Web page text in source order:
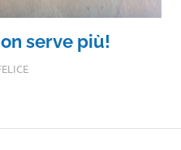
serve più!